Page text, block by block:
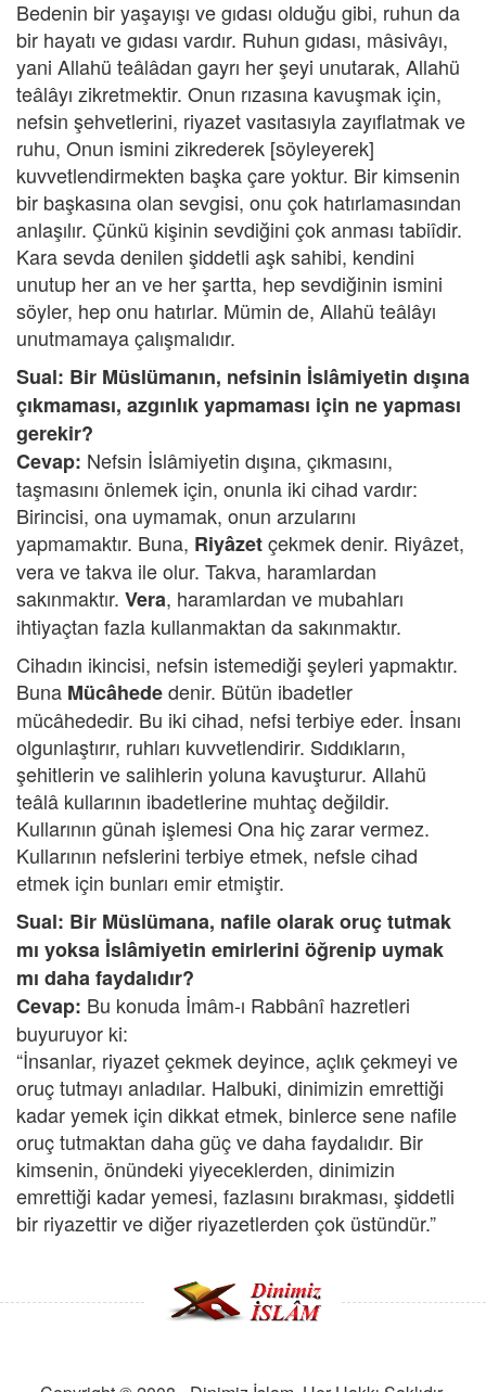
Bedenin bir yaşayışı ve gıdası olduğu gibi, ruhun da
bir hayatı ve gıdası vardır. Ruhun gıdası, mâsivâyı,
yani Allahü teâlâdan gayrı her şeyi unutarak, Allahü
teâlâyı zikretmektir. Onun rızasına kavuşmak için,
nefsin şehvetlerini, riyazet vasıtasıyla zayıflatmak ve
ruhu, Onun ismini zikrederek [söyleyerek]
kuvvetlendirmekten başka çare yoktur. Bir kimsenin
bir başkasına olan sevgisi, onu çok hatırlamasından
anlaşılır. Çünkü kişinin sevdiğini çok anması tabiîdir.
Kara sevda denilen şiddetli aşk sahibi, kendini
unutup her an ve her şartta, hep sevdiğinin ismini
söyler, hep onu hatırlar. Mümin de, Allahü teâlâyı
unutmamaya çalışmalıdır.
Sual: Bir Müslümanın, nefsinin İslâmiyetin dışına
çıkmaması, azgınlık yapmaması için ne yapması
gerekir?
Cevap: Nefsin İslâmiyetin dışına, çıkmasını,
taşmasını önlemek için, onunla iki cihad vardır:
Birincisi, ona uymamak, onun arzularını
yapmamaktır. Buna, Riyâzetçekmek denir. Riyâzet,
vera ve takva ile olur. Takva, haramlardan
sakınmaktır. Vera, haramlardan ve mubahları
ihtiyaçtan fazla kullanmaktan da sakınmaktır.
Cihadın ikincisi, nefsin istemediği şeyleri yapmaktır.
Buna Mücâhededenir. Bütün ibadetler
mücâhededir. Bu iki cihad, nefsi terbiye eder. İnsanı
olgunlaştırır, ruhları kuvvetlendirir. Sıddıkların,
şehitlerin ve salihlerin yoluna kavuşturur. Allahü
teâlâ kullarının ibadetlerine muhtaç değildir.
Kullarının günah işlemesi Ona hiç zarar vermez.
Kullarının nefslerini terbiye etmek, nefsle cihad
etmek için bunları emir etmiştir.
Sual: Bir Müslümana, nafile olarak oruç tutmak
mı yoksa İslâmiyetin emirlerini öğrenip uymak
mı daha faydalıdır?
Cevap: Bu konuda İmâm-ı Rabbânî hazretleri
buyuruyor ki:
“İnsanlar, riyazet çekmek deyince, açlık çekmeyi ve
oruç tutmayı anladılar. Halbuki, dinimizin emrettiği
kadar yemek için dikkat etmek, binlerce sene nafile
oruç tutmaktan daha güç ve daha faydalıdır. Bir
kimsenin, önündeki yiyeceklerden, dinimizin
emrettiği kadar yemesi, fazlasını bırakması, şiddetli
bir riyazettir ve diğer riyazetlerden çok üstündür.”